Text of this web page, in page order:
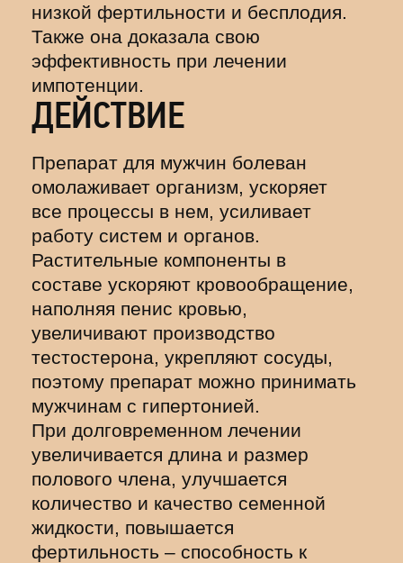
низкой фертильности и бесплодия.
Также она доказала свою
эффективность при лечении
импотенции.
ДЕЙСТВИЕ
Препарат для мужчин болеван
омолаживает организм, ускоряет
все процессы в нем, усиливает
работу систем и органов.
Растительные компоненты в
составе ускоряют кровообращение,
наполняя пенис кровью,
увеличивают производство
тестостерона, укрепляют сосуды,
поэтому препарат можно принимать
мужчинам с гипертонией.
При долговременном лечении
увеличивается длина и размер
полового члена, улучшается
количество и качество семенной
жидкости, повышается
фертильность – способность к